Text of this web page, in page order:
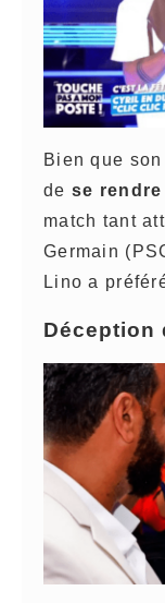
Bien que
de se
match tant
Germain
Lino a
Déception